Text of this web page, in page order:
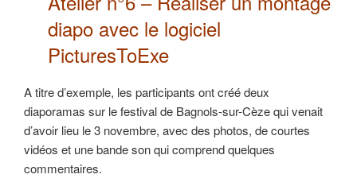
diapo avec le logiciel
PicturesToExe
A titre d’exemple, les participants ont créé deux
diaporamas sur le festival de Bagnols-sur-Cèze qui venait
d’avoir lieu le 3 novembre, avec des photos, de courtes
vidéos et une bande son qui comprend quelques
commentaires.